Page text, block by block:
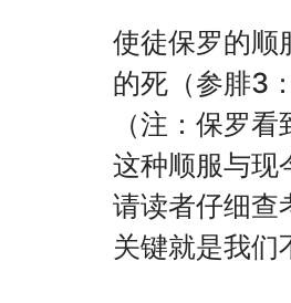
使徒保罗的顺
的死（参腓3
（注：保罗
这种顺服与现
请读者仔细查
关键就是我们